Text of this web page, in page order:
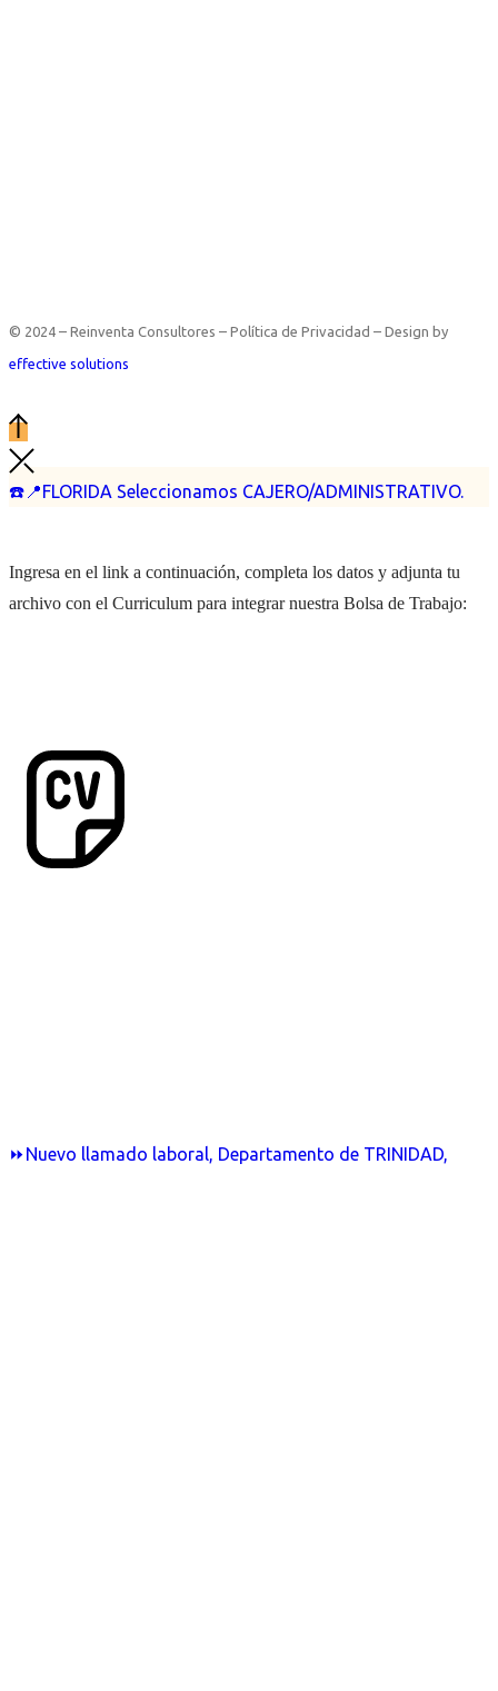
☎️📍FLORIDA Seleccionamos CAJERO/ADMINISTRATIVO.
⏩Nuevo llamado laboral, Departamento de TRINIDAD,
© 2024 – Reinventa Consultores – Política de Privacidad – Design by
effective solutions
Ingresa en el link a continuación, completa los datos y adjunta tu
archivo con el Curriculum para integrar nuestra Bolsa de Trabajo: